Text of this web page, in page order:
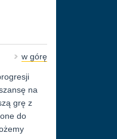
w górę
na
grę z
do